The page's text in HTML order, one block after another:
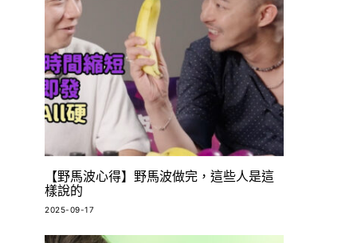
【野馬波心得】野馬波做完，這些人是這
樣說的
2025-09-17